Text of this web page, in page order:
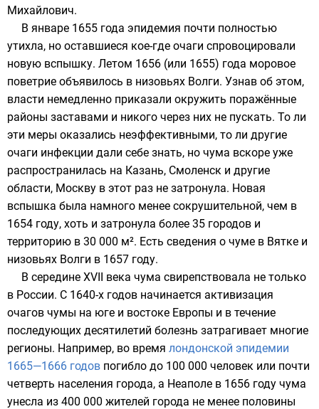
Михайлович.
В январе 1655 года эпидемия почти полностью
утихла, но оставшиеся кое-где очаги спровоцировали
новую вспышку. Летом 1656 (или 1655) года моровое
поветрие объявилось в низовьях Волги. Узнав об этом,
власти немедленно приказали окружить поражённые
районы заставами и никого через них не пускать. То ли
эти меры оказались неэффективными, то ли другие
очаги инфекции дали себе знать, но чума вскоре уже
распространилась на Казань, Смоленск и другие
области, Москву в этот раз не затронула. Новая
вспышка была намного менее сокрушительной, чем в
1654 году, хоть и затронула более 35 городов и
территорию в 30 000 м². Есть сведения о чуме в Вятке и
низовьях Волги в 1657 году.
В середине XVII века чума свирепствовала не только
в России. С 1640-х годов начинается активизация
очагов чумы на юге и востоке Европы и в течение
последующих десятилетий болезнь затрагивает многие
регионы. Например, во время лондонской эпидемии
1665—1666 годов погибло до 100 000 человек или почти
четверть населения города, а Неаполе в 1656 году чума
унесла из 400 000 жителей города не менее половины